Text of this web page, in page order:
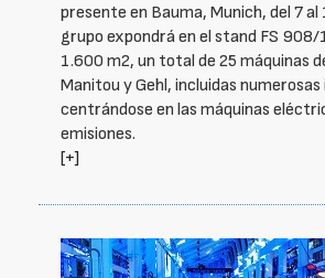
presente en Bauma, Munich, del 7 al
grupo expondrá en el stand FS 908/
1.600 m2, un total de 25 máquinas
Manitou y Gehl, incluidas
centrándose en las máquinas
emisiones.
[+]